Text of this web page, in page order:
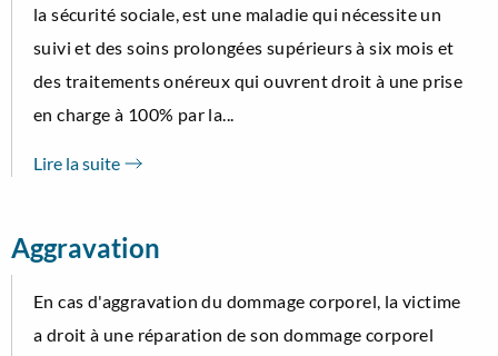
la sécurité sociale, est une maladie qui nécessite un
suivi et des soins prolongées supérieurs à six mois et
des traitements onéreux qui ouvrent droit à une prise
en charge à 100% par la...
Lire la suite
Aggravation
En cas d'aggravation du dommage corporel, la victime
a droit à une réparation de son dommage corporel